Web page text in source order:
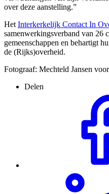
over deze aanstelling.”
Het Interkerkelijk Contact In
samenwerkingsverband van 26
gemeenschappen en behartigt
de (Rijks)overheid.
Fotograaf: Mechteld Jansen
Delen